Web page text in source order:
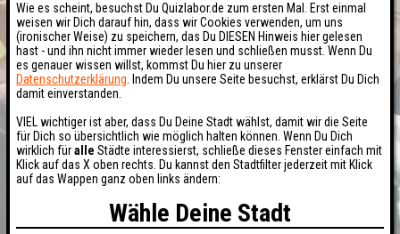
Wie es scheint, besuchst Du Quizlabor.de zum ersten Mal. Erst einmal
weisen wir Dich darauf hin, dass wir Cookies verwenden, um uns
(ironischer Weise) zu speichern, das Du DIESEN Hinweis hier gelesen
hast - und ihn nicht immer wieder lesen und schließen musst. Wenn Du
es genauer wissen willst, kommst Du hier zu unserer
Datenschutzerklärung . Indem Du unsere Seite besuchst, erklärst Du Dich
damit einverstanden.
VIEL wichtiger ist aber, dass Du Deine Stadt wählst, damit wir die Seite
für Dich so übersichtlich wie möglich halten können. Wenn Du Dich
wirklich füralle Städte interessierst, schließe dieses Fenster einfach mit
Klick auf das X oben rechts. Du kannst den Stadtfilter jederzeit mit Klick
auf das Wappen ganz oben links ändern:
Wähle Deine Stadt